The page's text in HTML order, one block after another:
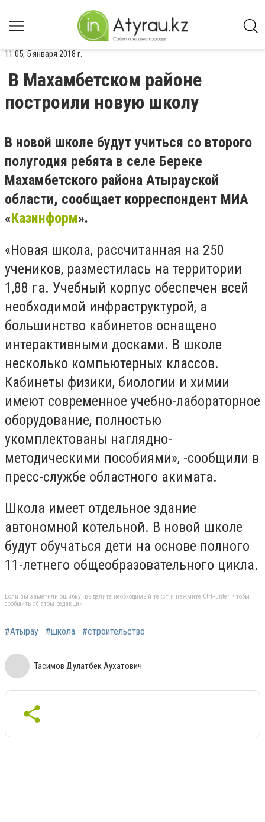
11:05, 5 января 2018 г.
В Махамбетском районе
построили новую школу
В новой школе будут учиться со второго
полугодия ребята в селе Береке
Махамбетского района Атырауской
области, сообщает корреспондент МИА
«Казинформ».
«Новая школа, рассчитанная на 250
учеников, разместилась на территории
1,88 га. Учебный корпус обеспечен всей
необходимой инфраструктурой, а
большинство кабинетов оснащено
интерактивными досками. В школе
несколько компьютерных классов.
Кабинеты физики, биологии и химии
имеют современное учебно-лабораторное
оборудование, полностью
укомплектованы наглядно-
методическими пособиями», -сообщили в
пресс-службе областного акимата.
Школа имеет отдельное здание
автономной котельной. В новой школе
будут обучаться дети на основе полного
11-летнего общеобразовательного цикла.
Если вы заметили ошибку, выделите необходимый текст и нажмите Ctrl+Enter, чтобы
сообщить об этом редакции
#Атырау #школа #строительство
Тасимов Дулатбек Аухатович